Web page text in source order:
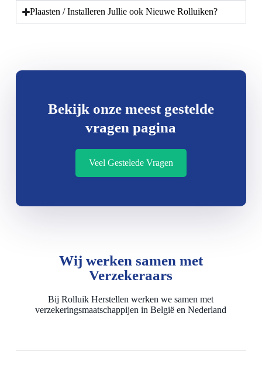
Plaasten / Installeren Jullie ook Nieuwe Rolluiken?
Bekijk onze meest gestelde
vragen pagina
Veel Gestelede Vragen
Wij werken samen met
Verzekeraars
Bij Rolluik Herstellen werken we samen met
verzekeringsmaatschappijen in België en Nederland